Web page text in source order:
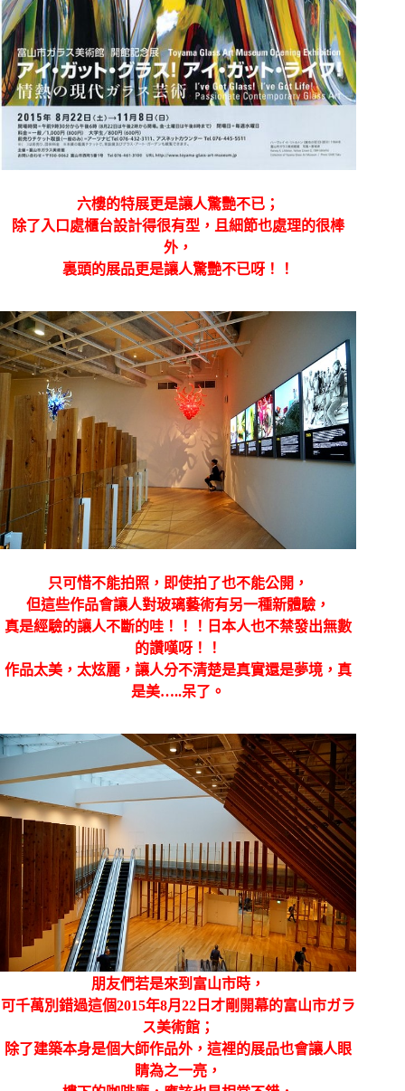
六樓的特展更是讓人驚艷不已；
除了入口處櫃台設計得很有型，且細節也處理的很棒
外，
裏頭的展品更是讓人驚艷不已呀！！
只可惜不能拍照，即使拍了也不能公開，
但這些作品會讓人對玻璃藝術有另一種新體驗，
真是經驗的讓人不斷的哇！！！日本人也不禁發出無數
的讚嘆呀！！
作品太美，太炫麗，讓人分不清楚是真實還是夢境，真
是美…..呆了。
朋友們若是來到富山市時，
可千萬別錯過這個2015年8月22日才剛開幕的富山市ガラ
ス美術館；
除了建築本身是個大師作品外，這裡的展品也會讓人眼
睛為之一亮，